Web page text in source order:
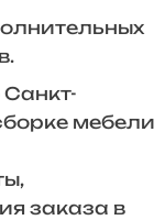
мебели
заказа в